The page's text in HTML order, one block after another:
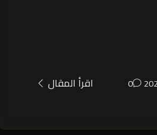
0 اقرأ المقال